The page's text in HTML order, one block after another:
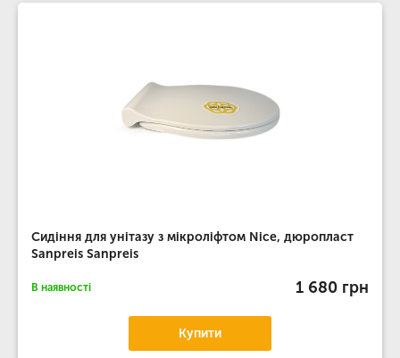
Сидіння для унітазу з мікроліфтом Nice, дюропласт
Sanpreis Sanpreis
В наявності 1 680 грн
Купити